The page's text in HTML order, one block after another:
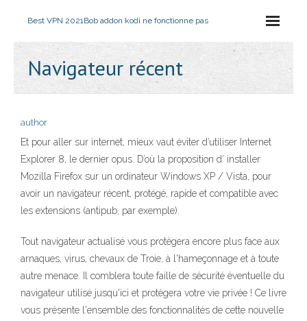
Best VPN 2021Bob addon kodi ne fonctionne pas
Navigateur récent
author
Et pour aller sur internet, mieux vaut éviter d’utiliser Internet
Explorer 8, le dernier opus. D’où la proposition d’ installer
Mozilla Firefox sur un ordinateur Windows XP / Vista, pour
avoir un navigateur récent, protégé, rapide et compatible avec
les extensions (antipub, par exemple).
Tout navigateur actualisé vous protègera encore plus face aux
arnaques, virus, chevaux de Troie, à l'hameçonnage et à toute
autre menace. Il comblera toute faille de sécurité éventuelle du
navigateur utilisé jusqu'ici et protègera votre vie privée ! Ce livre
vous présente l'ensemble des fonctionnalités de cette nouvelle